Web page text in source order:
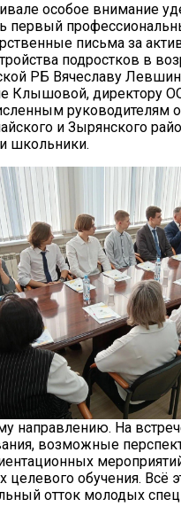
особое внимание
первый
письма за
подростков в
РБ Вячеславу
Клышовой, директору
руководителям
и Зырянского
школьники.
направлению. На
возможные
целевого обучения. Всё
отток молодых